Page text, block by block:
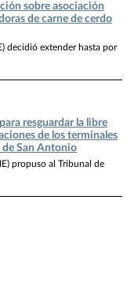
sobre asociación
de carne de cerdo
decidió extender hasta por
resguardar la libre
de los terminales
de San Antonio
propuso al Tribunal de